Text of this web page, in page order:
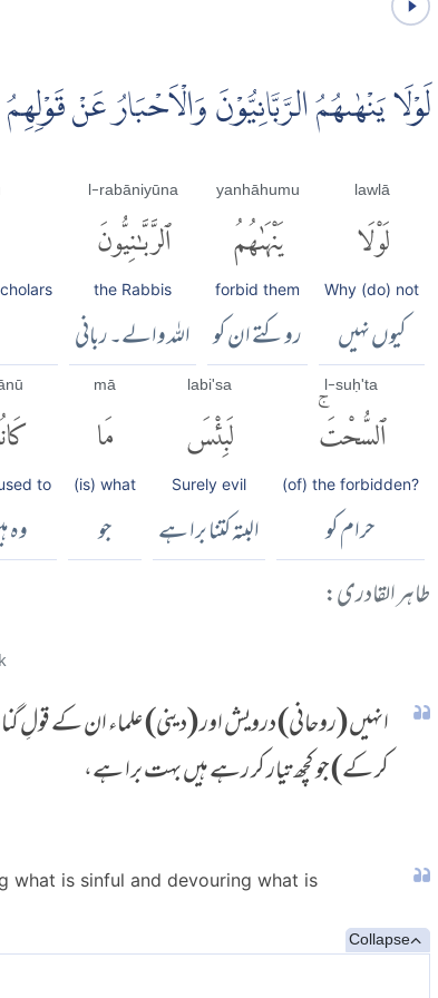
لَوْلَا يَنْهٰٮهُمُ الرَّبَّانِيُّوْنَ وَالْاَحْبَارُ عَنْ
lawlā
لَوْلَا
Why (do) not
کیوں نہیں
yanhāhumu
يَنْهَىٰهُمُ
forbid them
روکتے ان کو
l-rabāniyūna
ٱلرَّبَّٰنِيُّونَ
the Rabbis
اللہ والے۔ ربانی
l-suḥ'ta
ٱلسُّحْتَۚ
(of) the forbidden?
حرام کو
labi'sa
لَبِئْسَ
Surely evil
البتہ کتنا برا ہے
mā
مَا
(is) what
جو
to
وہ
طاہر القادری:
انہیں (روحانی) درویش اور (دینی) علماء ان کے قولِ
کر کے) جو کچھ تیار کر رہے ہیں بہت برا ہے،
what is sinful and devouring what is
Collapse